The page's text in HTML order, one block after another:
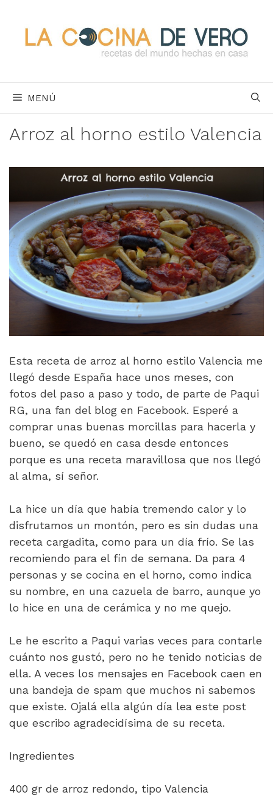
contenido
MENÚ
Arroz al horno estilo Valencia
Esta receta de arroz al horno estilo Valencia me
llegó desde España hace unos meses, con
fotos del paso a paso y todo, de parte de Paqui
RG, una fan del blog en Facebook. Esperé a
comprar unas buenas morcillas para hacerla y
bueno, se quedó en casa desde entonces
porque es una receta maravillosa que nos llegó
al alma, sí señor.
La hice un día que había tremendo calor y lo
disfrutamos un montón, pero es sin dudas una
receta cargadita, como para un día frío. Se las
recomiendo para el fin de semana. Da para 4
personas y se cocina en el horno, como indica
su nombre, en una cazuela de barro, aunque yo
lo hice en una de cerámica y no me quejo.
Le he escrito a Paqui varias veces para contarle
cuánto nos gustó, pero no he tenido noticias de
ella. A veces los mensajes en Facebook caen en
una bandeja de spam que muchos ni sabemos
que existe. Ojalá ella algún día lea este post
que escribo agradecidísima de su receta.
Ingredientes
400 gr de arroz redondo, tipo Valencia